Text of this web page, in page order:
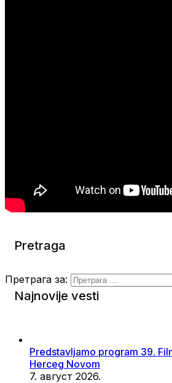
Pretraga
Претрага за:
Najnovije vesti
Predstavljamo program 39.
Herceg Novom
7. август 2026.